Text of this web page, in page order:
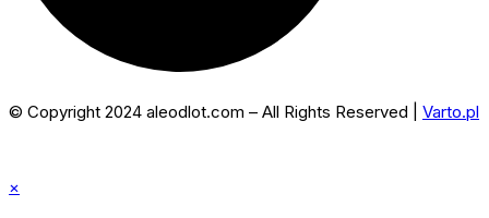
© Copyright 2024 aleodlot.com – All Rights Reserved | Varto.pl
×